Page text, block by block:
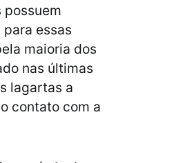
possuem
essas
maioria dos
nas últimas
lagartas a
contato com a